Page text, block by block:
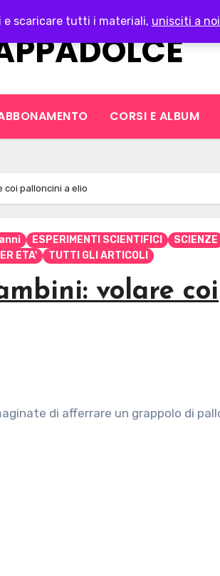
e scaricare tutti i materiali, unisciti a noi
CORSI E ALBUM
coi palloncini a elio
ESPERIMENTI SCIENTIFICI
SCIENZE
ETA' TUTTI GLI ARTICOLI
volare coi